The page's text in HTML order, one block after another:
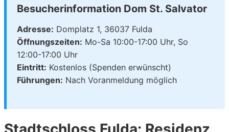
Besucherinformation Dom St. Salvator
Adresse: Domplatz 1, 36037 Fulda
Öffnungszeiten: Mo-Sa 10:00-17:00 Uhr, So
12:00-17:00 Uhr
Eintritt: Kostenlos (Spenden erwünscht)
Führungen: Nach Voranmeldung möglich